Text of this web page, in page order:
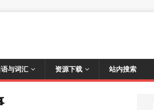
与词汇 资源下载 站内搜索